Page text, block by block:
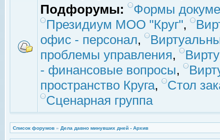
Подфорумы:
Формы
Президиум МОО "Круг",
офис - персонал,
проблемы управления,
- финансовые вопросы,
пространство Круга,
Стол
Сценарная группа
Список форумов » Дела давно минувших дней - Архив